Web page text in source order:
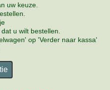
uw keuze.
u wilt bestellen.
op 'Verder naar kassa'